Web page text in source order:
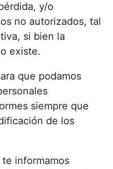
y/o
no autorizados, tal
si bien la
existe.
que podamos
siempre que
de los
te informamos